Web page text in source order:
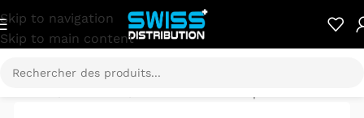
Skip to navigation
Skip to main content